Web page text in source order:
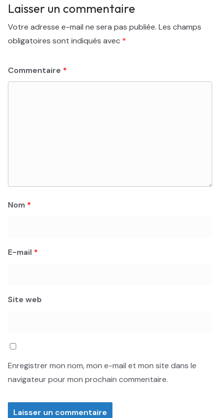
Laisser un commentaire
Votre adresse e-mail ne sera pas publiée. Les champs
obligatoires sont indiqués avec *
Commentaire *
Nom *
E-mail *
Site web
Enregistrer mon nom, mon e-mail et mon site dans le
navigateur pour mon prochain commentaire.